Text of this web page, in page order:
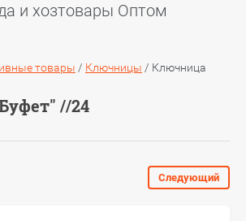
и хозтовары Оптом
товары / Ключницы / Ключница
//24
Следующий